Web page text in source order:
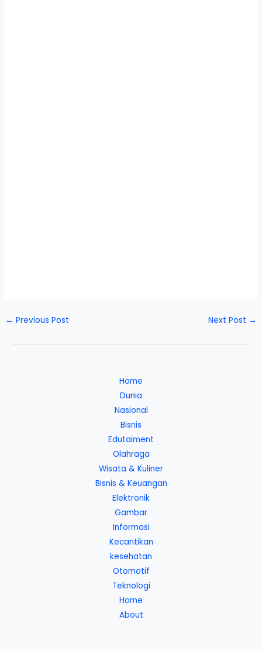
← Previous Post Next Post →
Home
Dunia
Nasional
Bisnis
Edutaiment
Olahraga
Wisata & Kuliner
Bisnis & Keuangan
Elektronik
Gambar
Informasi
Kecantikan
kesehatan
Otomotif
Teknologi
Home
About